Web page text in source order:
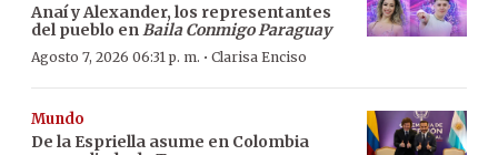
Anaí y Alexander, los representantes
del pueblo enBaila Conmigo Paraguay
Agosto 7, 2026 06:31 p. m. · Clarisa Enciso
Mundo
De la Espriella asume en Colombia